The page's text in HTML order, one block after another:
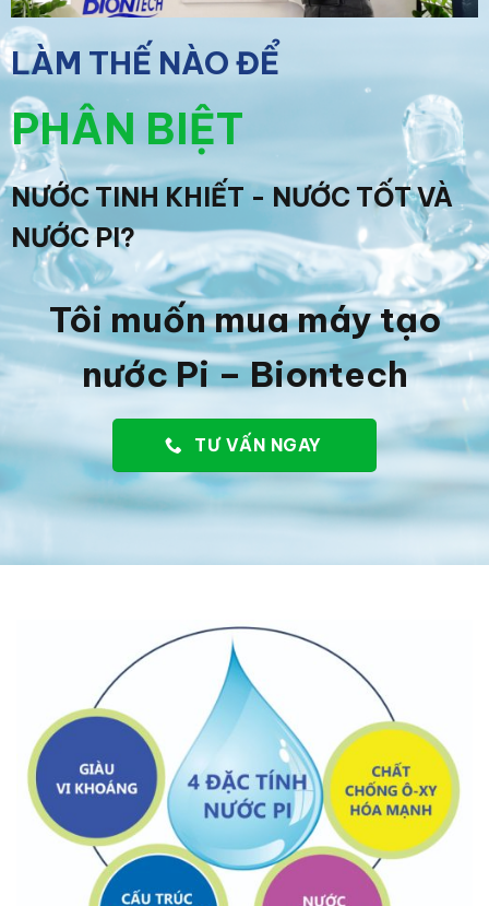
LÀM THẾ NÀO ĐỂ
PHÂN BIỆT
NƯỚC TINH KHIẾT - NƯỚC TỐT VÀ
NƯỚC PI?
Tôi muốn mua máy tạo
nước Pi – Biontech
TƯ VẤN NGAY